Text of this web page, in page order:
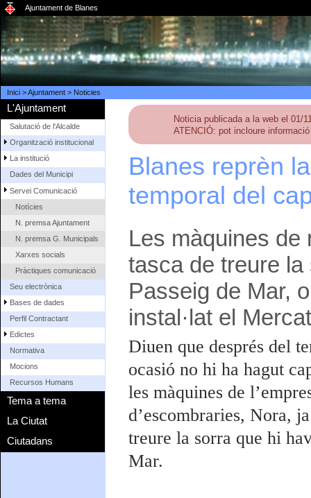
Ajuntament de Blanes
Inici>Ajuntament> Noticies
L'Ajuntament
Salutació de l'Alcalde
Organització institucional
La institució
Dades del Municipi
Servei Comunicació
Notícies
N. premsa Ajuntament
N. premsa G. Municipals
Xarxes socials
Pràctiques comunicació
Seu electrònica
Bases de dades
Perfil Contractant
Edictes
Normativa
Mocions
Recursos Humans
Tema a tema
La Ciutat
Ciutadans
Noticia publicada a la web el 01/
ATENCIÓ: pot incloure
Blanes reprèn
temporal del
Les màquines de
tasca de treure
Passeig de Mar,
instal·lat el
Diuen que després del
ocasió no hi ha hagut
les màquines de
d’escombraries, Nora,
treure la sorra que hi
Mar.